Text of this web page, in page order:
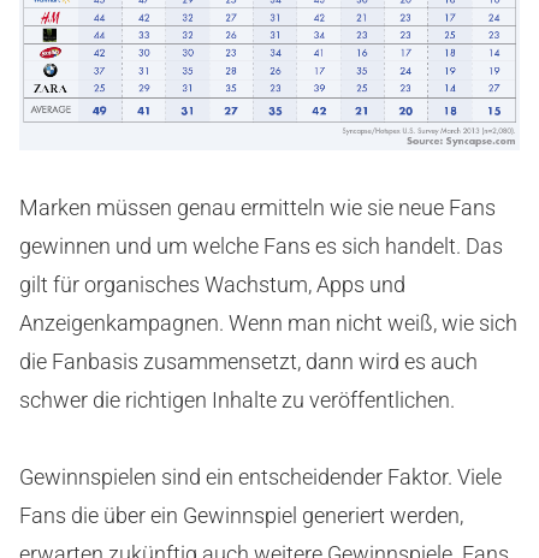
Marken müssen genau ermitteln wie sie neue Fans
gewinnen und um welche Fans es sich handelt. Das
gilt für organisches Wachstum, Apps und
Anzeigenkampagnen. Wenn man nicht weiß, wie sich
die Fanbasis zusammensetzt, dann wird es auch
schwer die richtigen Inhalte zu veröffentlichen.
Gewinnspielen sind ein entscheidender Faktor. Viele
Fans die über ein Gewinnspiel generiert werden,